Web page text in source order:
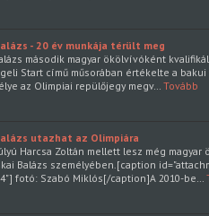
- 20 év munkája térült meg
második magyar ökölvívóként
Start című műsorában értékelte a
az Olimpiai repülőjegy megv… Tovább
utazhat az Olimpiára
Harcsa Zoltán mellett lesz még
Balázs személyében.[caption
fotó: Szabó Miklós[/caption]A 2010-be…